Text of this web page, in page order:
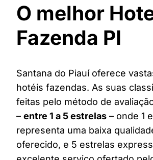
O melhor
Fazenda PI
Santana do Piauí oferece
hotéis fazendas. As suas
feitas pelo método de
– entre 1 a 5 estrelas – onde 1
representa uma baixa
oferecido, e 5 estrelas